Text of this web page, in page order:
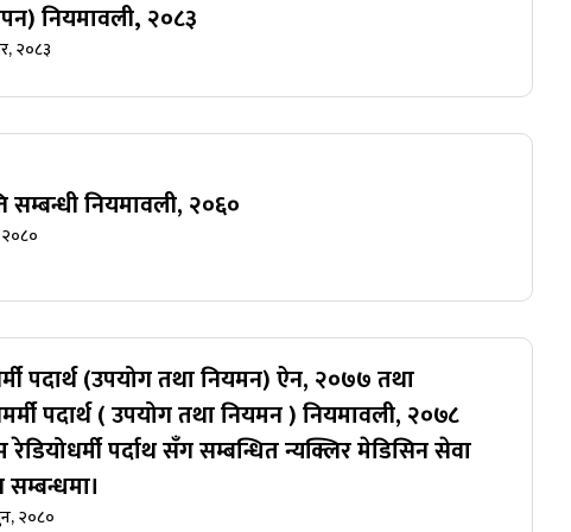
नियमावली‚ २०८३
२०८३
सम्बन्धी नियमावली, २०६०
पदार्थ (उपयोग तथा नियमन) ऐन, २०७७ तथा
पदार्थ ( उपयोग तथा नियमन ) नियमावली, २०७८
पर्दाथ सँग सम्बन्धित न्यक्लिर मेडिसिन सेवा
२०८०